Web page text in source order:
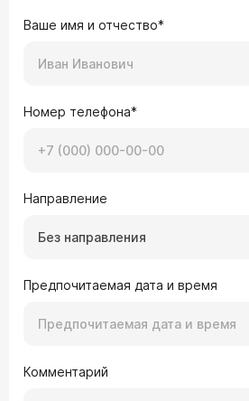
Ваше имя и отчество*
Номер телефона*
Направление
Без направления
Предпочитаемая дата и время
Комментарий